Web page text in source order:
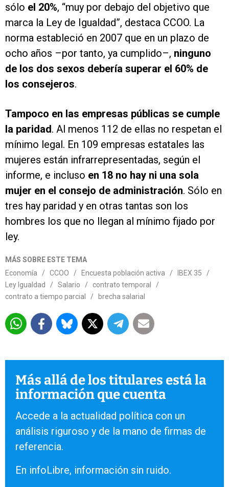
sólo el 20%, “muy por debajo del objetivo que
marca la Ley de Igualdad”, destaca CCOO. La
norma estableció en 2007 que en un plazo de
ocho años –por tanto, ya cumplido–, ninguno
de los dos sexos debería superar el 60% de
los consejeros.
Tampoco en las empresas públicas se cumple
la paridad. Al menos 112 de ellas no respetan el
mínimo legal. En 109 empresas estatales las
mujeres están infrarrepresentadas, según el
informe, e incluso en 18 no hay ni una sola
mujer en el consejo de administración. Sólo en
tres hay paridad y en otras tantas son los
hombres los que no llegan al mínimo fijado por
ley.
MÁS SOBRE ESTE TEMA
Economía
/ CCOO / Encuesta población activa / IBEX 35
/
Ley Igualdad
/ Salario / contrato temporal
/
contrato a tiempo parcial
/ brecha salarial
Más allá de los titulares está la
información que cuenta
Accede a la actualidad política con un
análisis riguroso y de la mano de firmas de
referencia.
En infoLibre, información sin ruido.